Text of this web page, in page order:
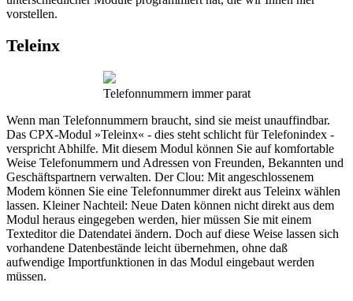
vorstellen.
Teleinx
Telefonnummern immer parat
Wenn man Telefonnummern braucht, sind sie meist unauffindbar.
Das CPX-Modul »Teleinx« - dies steht schlicht für Telefonindex -
verspricht Abhilfe. Mit diesem Modul können Sie auf komfortable
Weise Telefonummern und Adressen von Freunden, Bekannten und
Geschäftspartnern verwalten. Der Clou: Mit angeschlossenem
Modem können Sie eine Telefonnummer direkt aus Teleinx wählen
lassen. Kleiner Nachteil: Neue Daten können nicht direkt aus dem
Modul heraus eingegeben werden, hier müssen Sie mit einem
Texteditor die Datendatei ändern. Doch auf diese Weise lassen sich
vorhandene Datenbestände leicht übernehmen, ohne daß
aufwendige Importfunktionen in das Modul eingebaut werden
müssen.